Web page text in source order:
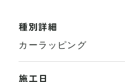
種別詳細
カーラッピング
施工日